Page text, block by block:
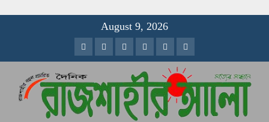
August 9, 2026
Facebook
TwitterInstagram
Youtube
VK LinkedIn